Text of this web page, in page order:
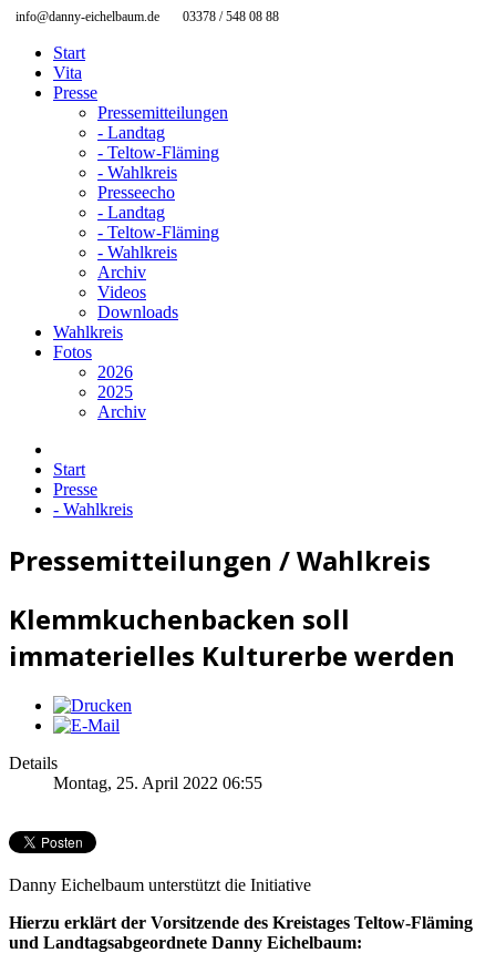
info@danny-eichelbaum.de 03378 / 548 08 88
Start
Vita
Presse
Pressemitteilungen
- Landtag
- Teltow-Fläming
- Wahlkreis
Presseecho
- Landtag
- Teltow-Fläming
- Wahlkreis
Archiv
Videos
Downloads
Wahlkreis
Fotos
2026
2025
Archiv
Start
Presse
- Wahlkreis
Pressemitteilungen / Wahlkreis
Klemmkuchenbacken soll
immaterielles Kulturerbe werden
Details
Montag, 25. April 2022 06:55
Danny Eichelbaum unterstützt die Initiative
Hierzu erklärt der Vorsitzende des Kreistages Teltow-Fläming
und Landtagsabgeordnete Danny Eichelbaum: